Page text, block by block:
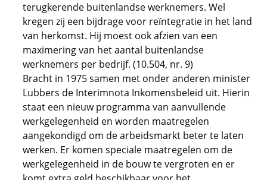
terugkerende buitenlandse werknemers. Wel
kregen zij een bijdrage voor reïntegratie in het land
van herkomst. Hij moest ook afzien van een
maximering van het aantal buitenlandse
werknemers per bedrijf. (10.504, nr. 9)
Bracht in 1975 samen met onder anderen minister
Lubbers de Interimnota Inkomensbeleid uit. Hierin
staat een nieuw programma van aanvullende
werkgelegenheid en worden maatregelen
aangekondigd om de arbeidsmarkt beter te laten
werken. Er komen speciale maatregelen om de
werkgelegenheid in de bouw te vergroten en er